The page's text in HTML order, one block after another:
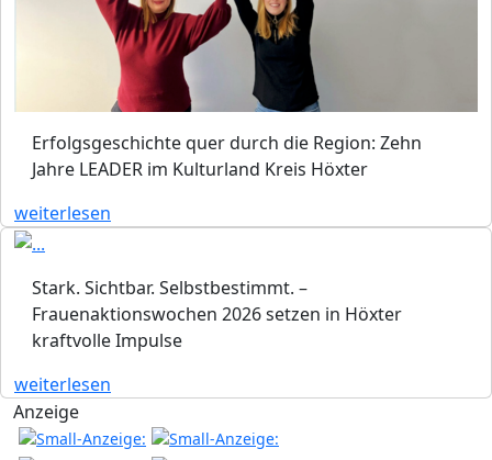
Erfolgsgeschichte quer durch die Region: Zehn
Jahre LEADER im Kulturland Kreis Höxter
weiterlesen
Stark. Sichtbar. Selbstbestimmt. –
Frauenaktionswochen 2026 setzen in Höxter
kraftvolle Impulse
weiterlesen
Anzeige